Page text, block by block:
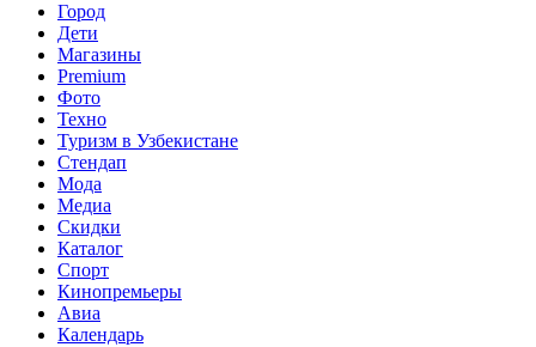
Город
Дети
Магазины
Premium
Фото
Техно
Туризм в Узбекистане
Стендап
Мода
Медиа
Скидки
Каталог
Спорт
Кинопремьеры
Авиа
Календарь